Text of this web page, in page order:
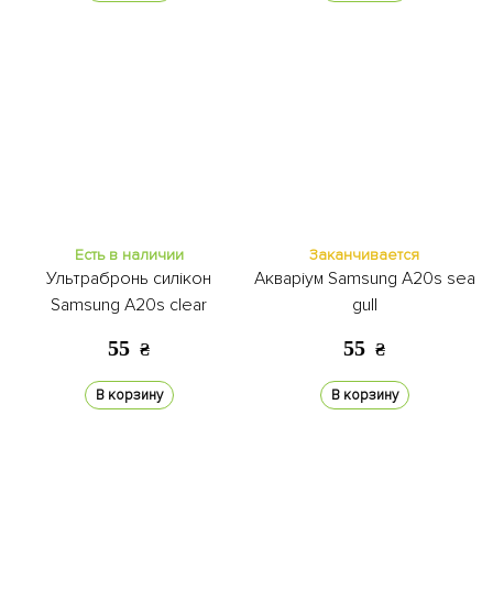
Есть в наличии
Ультрабронь силікон
Samsung A20s clear
55 ₴
В корзину
Заканчивается
Акваріум Samsung A20s sea
gull
55 ₴
В корзину